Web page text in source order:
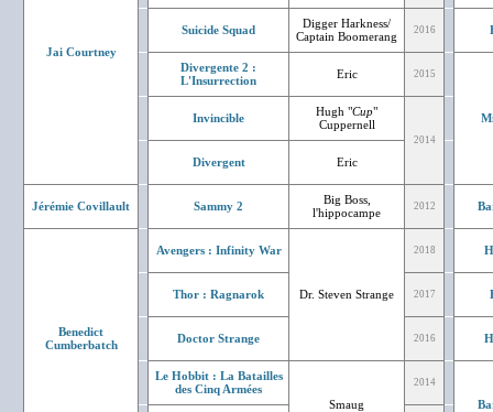
Jai Courtney
Suicide Squad
Digger Harkness/
Captain Boomerang
2016
Divergente 2 :
L'Insurrection
Eric 2015
Invincible Hugh "Cup"
Cuppernell
2014
Divergent Eric
Jérémie Covillault Sammy 2
Big Boss,
l'hippocampe
2012
Benedict
Cumberbatch
Avengers : Infinity War
Dr. Steven Strange
2018
Thor : Ragnarok 2017
Doctor Strange 2016
Le Hobbit : La Batailles
des Cinq Armées
Smaug
2014